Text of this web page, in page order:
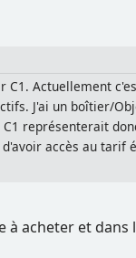
Actuellement
J'ai un boîtier/
représenterait
accès au
acheter et